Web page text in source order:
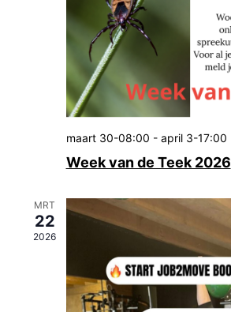
maart 30-08:00 - april 3-17:00
Week van de Teek 2026
MRT
22
2026